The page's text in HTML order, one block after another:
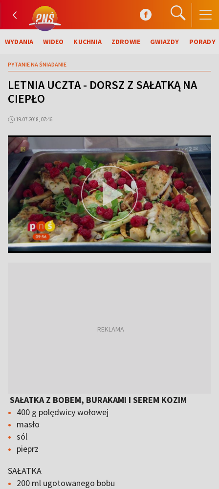
WYDANIA WIDEO KUCHNIA ZDROWIE GWIAZDY PORADY
PYTANIE NA ŚNIADANIE
LETNIA UCZTA - DORSZ Z SAŁATKĄ NA
CIEPŁO
19.07.2018, 07:46
SAŁATKA Z BOBEM, BURAKAMI I SEREM KOZIM
400 g polędwicy wołowej
masło
sól
pieprz
SAŁATKA
200 ml ugotowanego bobu